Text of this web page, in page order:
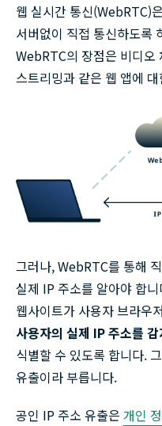
웹 실시간 통신(WebRTC)
서버없이 직접 통신하도록
WebRTC의 장점은 비디오
스트리밍과 같은 웹 앱에
그러나, WebRTC를 통해
실제 IP 주소를 알아야 합
웹사이트가 사용자 브라우
사용자의 실제 IP 주소를
식별할 수 있도록 합니다.
유출이라 부릅니다.
공인 IP 주소 유출은 개인